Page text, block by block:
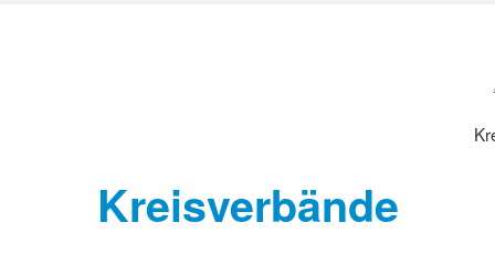
Kreisverbände